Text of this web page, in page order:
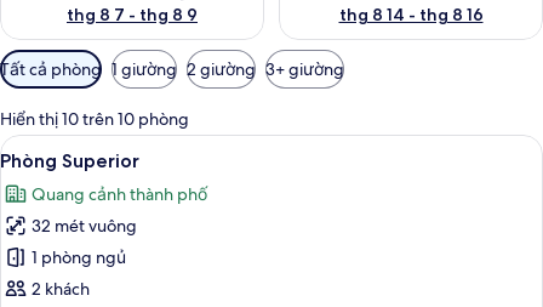
thg 8 7 - thg 8 9
thg 8 14 - thg 8 16
Bộ
lọc
có
thể
dùng
để
lọc
tìm
phòng
Tất cả phòng 1 giường 2 giường 3+ giường
Hiển thị 10 trên 10 phòng
Xem
tất
cả
ảnh
Phòng
Superior
Phòng Superior | Quang cảnh từ
8
Phòng Superior
Quang cảnh thành phố
32 mét vuông
1 phòng ngủ
2 khách